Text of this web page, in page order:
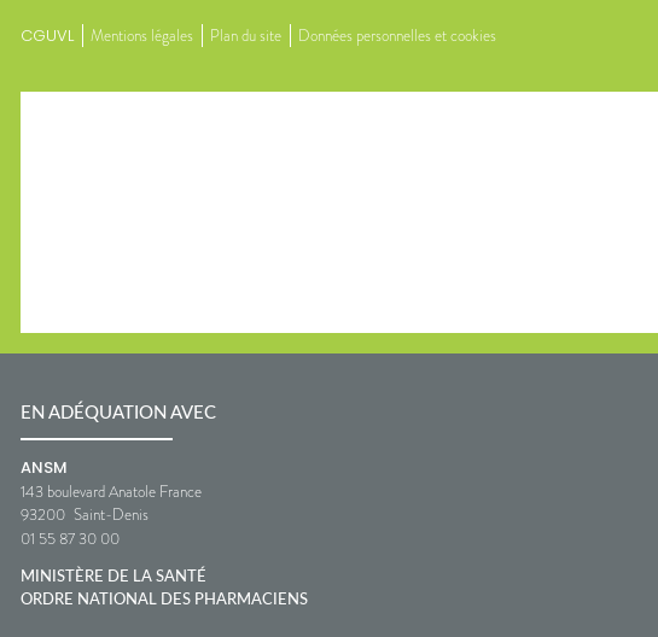
CGUVL Mentions légales Plan du site Données personnelles et cookies
EN ADÉQUATION AVEC
ANSM
143 boulevard Anatole France
93200 Saint-Denis
01 55 87 30 00
MINISTÈRE DE LA SANTÉ
ORDRE NATIONAL DES PHARMACIENS